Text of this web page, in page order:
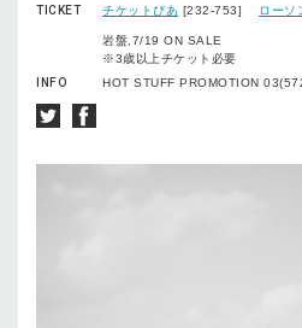
TICKET
チケットぴあ [232-753] ローソ
岩盤,7/19 ON SALE
※3歳以上チケット必要
INFO
HOT STUFF PROMOTION